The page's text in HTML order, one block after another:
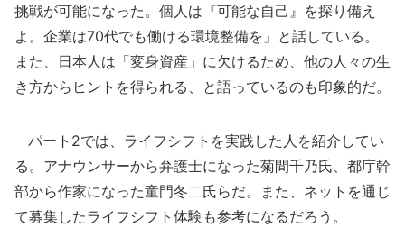
挑戦が可能になった。個人は『可能な自己』を探り備え
よ。企業は70代でも働ける環境整備を」と話している。
また、日本人は「変身資産」に欠けるため、他の人々の生
き方からヒントを得られる、と語っているのも印象的だ。
パート2では、ライフシフトを実践した人を紹介してい
る。アナウンサーから弁護士になった菊間千乃氏、都庁幹
部から作家になった童門冬二氏らだ。また、ネットを通じ
て募集したライフシフト体験も参考になるだろう。